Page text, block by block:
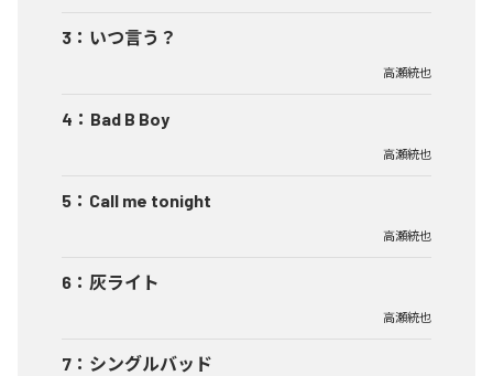
3 ： いつ言う？
高瀬統也
4 ： Bad B Boy
高瀬統也
5 ： Call me tonight
高瀬統也
6 ： 灰ライト
高瀬統也
7 ： シングルバッド